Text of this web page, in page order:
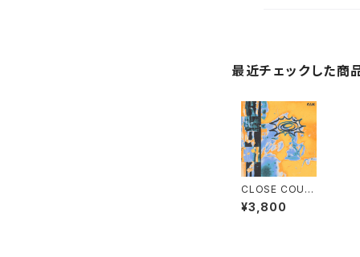
最近チェックした商
CLOSE COUN
TERS - FLUX
EP "LP"
¥3,800